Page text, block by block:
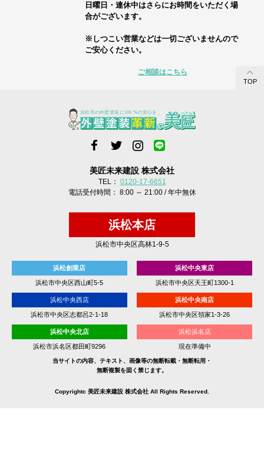
日曜日・連休中はさらにお時間をいただく場
合がございます。
※しつこい営業などは一切ございませんので
ご安心ください。
ご相談はこちら
TOP
美匠未来建設 株式会社
TEL： 0120-17-6651
電話受付時間： 8:00 ～ 21:00 / 年中無休
浜松本店
浜松市中央区高林1-9-5
浜松創業店
浜松市中央区西山町5-5
浜松中央東店
浜松市中央区天王町1300-1
浜松中央西店
浜松市中央区志都呂2-1-18
浜松中央南店
浜松市中央区領家1-3-26
浜松中央北店
浜松市浜名区都田町9296
浜松浜名店
現在準備中
当サイトの内容、テキスト、画像等の無断転載・無断転用・
無断複製を固く禁じます。
Copyrightc 美匠未来建設 株式会社 All Rights Reserved.